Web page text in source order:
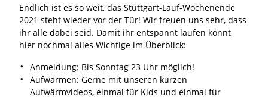
Endlich ist es so weit, das Stuttgart-Lauf-Wochenende
2021 steht wieder vor der Tür! Wir freuen uns sehr, dass
ihr alle dabei seid. Damit ihr entspannt laufen könnt,
hier nochmal alles Wichtige im Überblick:
Anmeldung: Bis Sonntag 23 Uhr möglich!
Aufwärmen: Gerne mit unseren kurzen
Aufwärmvideos, einmal für Kids und einmal für